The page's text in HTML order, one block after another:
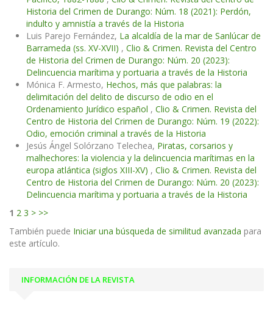
Historia del Crimen de Durango: Núm. 18 (2021): Perdón,
indulto y amnistía a través de la Historia
Luis Parejo Fernández, La alcaldía de la mar de Sanlúcar de
Barrameda (ss. XV-XVII) , Clio & Crimen. Revista del Centro
de Historia del Crimen de Durango: Núm. 20 (2023):
Delincuencia marítima y portuaria a través de la Historia
Mónica F. Armesto, Hechos, más que palabras: la
delimitación del delito de discurso de odio en el
Ordenamiento Jurídico español , Clio & Crimen. Revista del
Centro de Historia del Crimen de Durango: Núm. 19 (2022):
Odio, emoción criminal a través de la Historia
Jesús Ángel Solórzano Telechea, Piratas, corsarios y
malhechores: la violencia y la delincuencia marítimas en la
europa atlántica (siglos XIII-XV) , Clio & Crimen. Revista del
Centro de Historia del Crimen de Durango: Núm. 20 (2023):
Delincuencia marítima y portuaria a través de la Historia
1 2 3 > >>
También puede Iniciar una búsqueda de similitud avanzada para
este artículo.
INFORMACIÓN DE LA REVISTA